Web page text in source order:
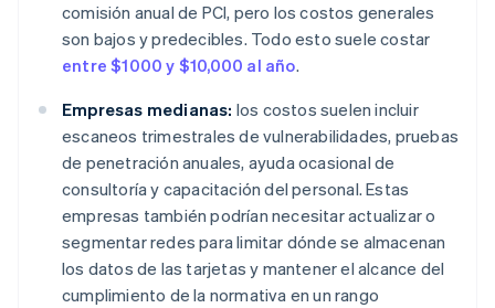
comisión anual de PCI, pero los costos generales
son bajos y predecibles. Todo esto suele costar
entre $1000 y $10,000 al año.
Empresas medianas: los costos suelen incluir
escaneos trimestrales de vulnerabilidades, pruebas
de penetración anuales, ayuda ocasional de
consultoría y capacitación del personal. Estas
empresas también podrían necesitar actualizar o
segmentar redes para limitar dónde se almacenan
los datos de las tarjetas y mantener el alcance del
cumplimiento de la normativa en un rango